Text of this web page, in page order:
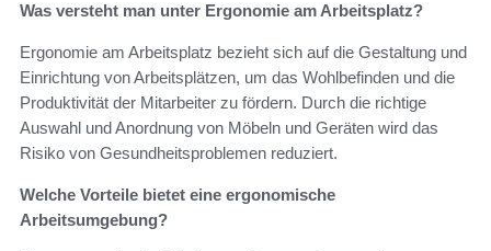
Was versteht man unter Ergonomie am Arbeitsplatz?
Ergonomie am Arbeitsplatz bezieht sich auf die Gestaltung und
Einrichtung von Arbeitsplätzen, um das Wohlbefinden und die
Produktivität der Mitarbeiter zu fördern. Durch die richtige
Auswahl und Anordnung von Möbeln und Geräten wird das
Risiko von Gesundheitsproblemen reduziert.
Welche Vorteile bietet eine ergonomische
Arbeitsumgebung?